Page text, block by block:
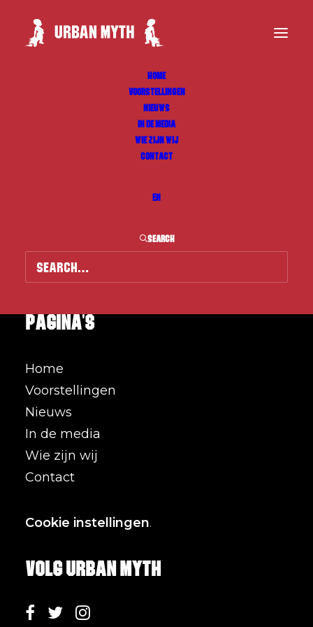
HOME
VOORSTELLINGEN
NIEUWS
IN DE MEDIA
WIE ZIJN WIJ
CONTACT
EN
SEARCH
Pagina's
Home
Voorstellingen
Nieuws
In de media
Wie zijn wij
Contact
Cookie instellingen.
Volg Urban Myth